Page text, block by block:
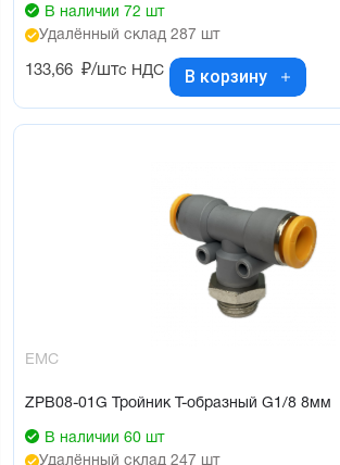
В наличии 72 шт
Удалённый склад 287 шт
133,66 ₽/штс НДС В корзину
EMC
ZPB08-01G Тройник Т-образный G1/8 8мм
В наличии 60 шт
Удалённый склад 247 шт